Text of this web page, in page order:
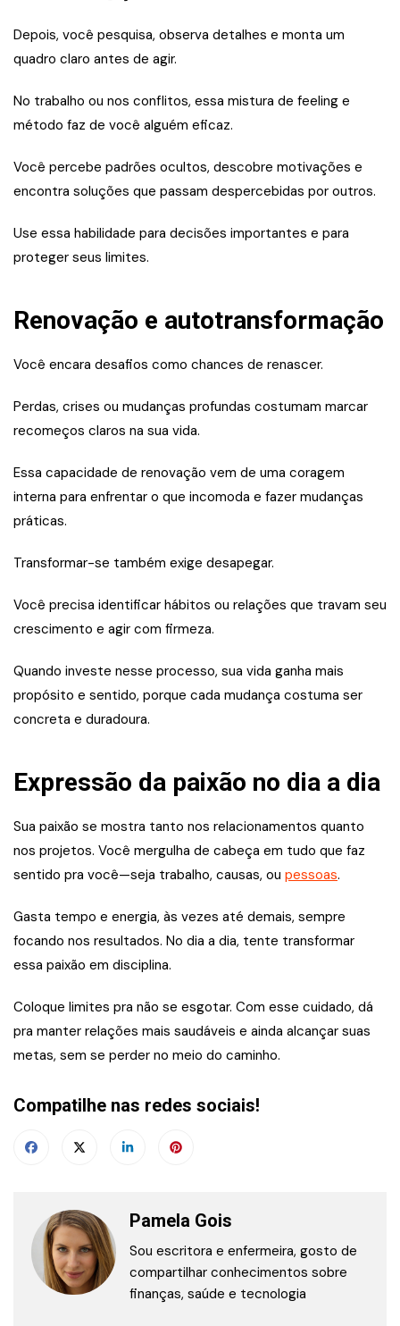
Depois, você pesquisa, observa detalhes e monta um
quadro claro antes de agir.
No trabalho ou nos conflitos, essa mistura de feeling e
método faz de você alguém eficaz.
Você percebe padrões ocultos, descobre motivações e
encontra soluções que passam despercebidas por outros.
Use essa habilidade para decisões importantes e para
proteger seus limites.
Renovação e autotransformação
Você encara desafios como chances de renascer.
Perdas, crises ou mudanças profundas costumam marcar
recomeços claros na sua vida.
Essa capacidade de renovação vem de uma coragem
interna para enfrentar o que incomoda e fazer mudanças
práticas.
Transformar-se também exige desapegar.
Você precisa identificar hábitos ou relações que travam seu
crescimento e agir com firmeza.
Quando investe nesse processo, sua vida ganha mais
propósito e sentido, porque cada mudança costuma ser
concreta e duradoura.
Expressão da paixão no dia a dia
Sua paixão se mostra tanto nos relacionamentos quanto
nos projetos. Você mergulha de cabeça em tudo que faz
sentido pra você—seja trabalho, causas, ou pessoas.
Gasta tempo e energia, às vezes até demais, sempre
focando nos resultados. No dia a dia, tente transformar
essa paixão em disciplina.
Coloque limites pra não se esgotar. Com esse cuidado, dá
pra manter relações mais saudáveis e ainda alcançar suas
metas, sem se perder no meio do caminho.
Compatilhe nas redes sociais!
Pamela Gois
Sou escritora e enfermeira, gosto de
compartilhar conhecimentos sobre
finanças, saúde e tecnologia